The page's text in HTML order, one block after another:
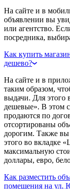
На сайте и в
объявлении вы
или агентство.
посредника,
Как купить
дешево?
На сайте и в
таким образом,
выдачи. Для этого
дешевые». В этом
продаются по
отсортированы
дорогим. Также вы
этого во вкладке
максимальную
доллары, евро,
Как разместить
помещения на ул.